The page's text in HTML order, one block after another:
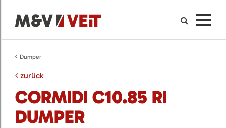
Dumper
zurück
CORMIDI C10.85 RI
DUMPER